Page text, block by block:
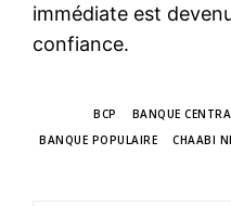
immédiate est
confiance.
BCP
BANQUE
BANQUE POPULAIRE
CHAABI